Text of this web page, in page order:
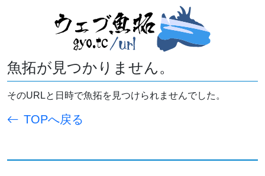
魚拓が見つかりません。
そのURLと日時で魚拓を見つけられませんでした。
TOPへ戻る